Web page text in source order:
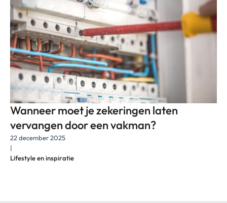
Wanneer moet je zekeringen laten
vervangen door een vakman?
22 december 2025
|
Lifestyle en inspiratie